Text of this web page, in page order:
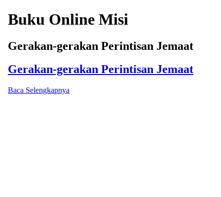
Buku Online Misi
Gerakan-gerakan Perintisan Jemaat
Gerakan-gerakan Perintisan Jemaat
Baca Selengkapnya